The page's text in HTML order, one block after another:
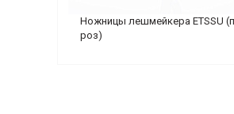
Ножницы лешмейкера ETSSU
роз)